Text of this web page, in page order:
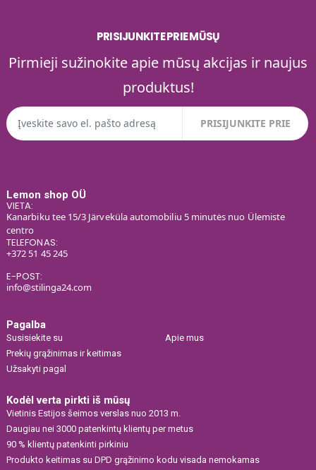
PRISIJUNKITE PRIE MŪSŲ
Pirmieji sužinokite apie mūsų akcijas ir naujus
produktus!
Lemon shop OÜ
VIETA:
Kanarbiku tee 15/3 Järveküla automobiliu 5 minutės nuo Ülemiste
centro
TELEFONAS:
+372 51 45 245
E-POST:
info@stilinga24.com
Pagalba
Susisiekite su
Prekių grąžinimas ir keitimas
Užsakyti pagal
Apie mus
Kodėl verta pirkti iš mūsų
Vietinis Estijos šeimos verslas nuo 2013 m.
Daugiau nei 3000 patenkintų klientų per metus
90 % klientų patenkinti pirkiniu
Produkto keitimas su DPD grąžinimo kodu visada nemokamas